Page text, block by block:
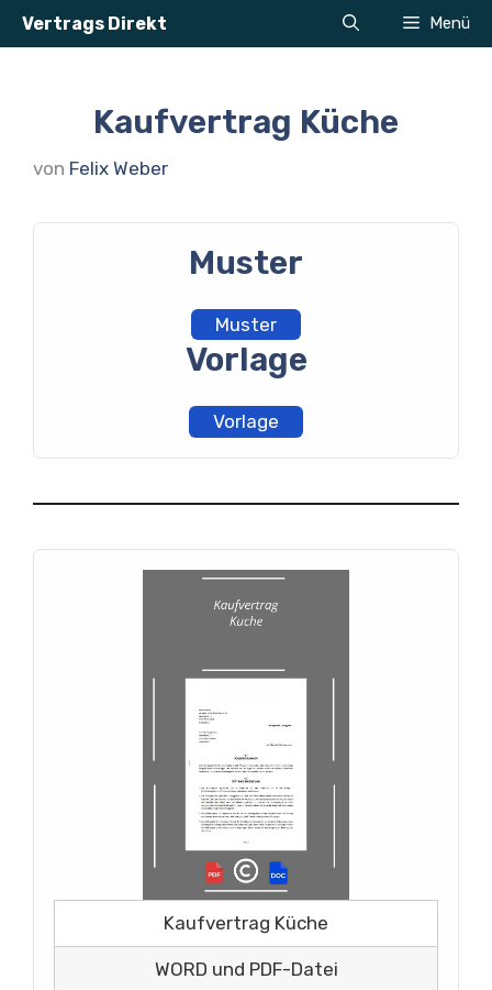
Zum
Vertrags Direkt Menü
Kaufvertrag Küche
von Felix Weber
Muster
Muster
Vorlage
Vorlage
Kaufvertrag Küche
WORD und PDF-Datei